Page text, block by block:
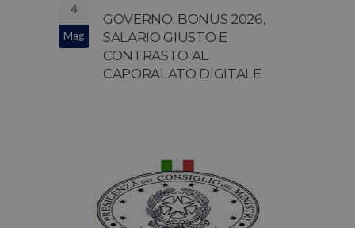
4
Mag
GOVERNO: BONUS 2026,
SALARIO GIUSTO E
CONTRASTO AL
CAPORALATO DIGITALE